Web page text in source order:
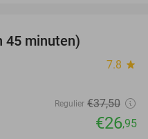
45 minuten)
7.8 star
Regulier €37,50
€26,95